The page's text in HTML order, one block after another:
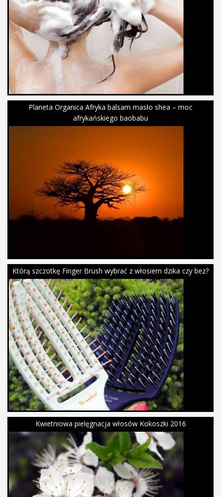
Planeta Organica Afryka balsam masło shea – moc
afrykańskiego baobabu
Którą szczotkę Finger Brush wybrać z włosiem dzika czy bez?
Kwietniowa pielęgnacja włosów Kokoszki 2016